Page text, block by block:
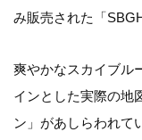
み販売された「
爽やかなスカイブル
インとした実際の地
ン」があしらわれて